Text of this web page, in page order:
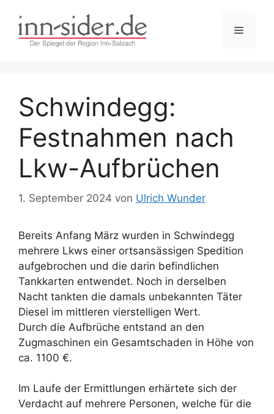
Inhalt
springen
Menü
Schwindegg:
Festnahmen nach
Lkw-Aufbrüchen
1. September 2024 von Ulrich Wunder
Bereits Anfang März wurden in Schwindegg
mehrere Lkws einer ortsansässigen Spedition
aufgebrochen und die darin befindlichen
Tankkarten entwendet. Noch in derselben
Nacht tankten die damals unbekannten Täter
Diesel im mittleren vierstelligen Wert.
Durch die Aufbrüche entstand an den
Zugmaschinen ein Gesamtschaden in Höhe von
ca. 1100 €.
Im Laufe der Ermittlungen erhärtete sich der
Verdacht auf mehrere Personen, welche für die